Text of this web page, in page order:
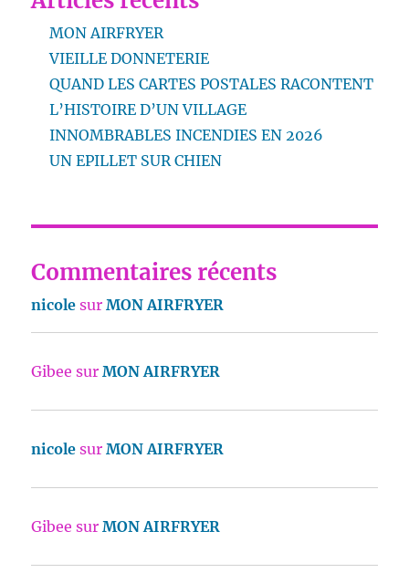
MON AIRFRYER
VIEILLE DONNETERIE
QUAND LES CARTES POSTALES RACONTENT
L’HISTOIRE D’UN VILLAGE
INNOMBRABLES INCENDIES EN 2026
UN EPILLET SUR CHIEN
Commentaires récents
nicole surMON AIRFRYER
Gibee surMON AIRFRYER
nicole surMON AIRFRYER
Gibee surMON AIRFRYER